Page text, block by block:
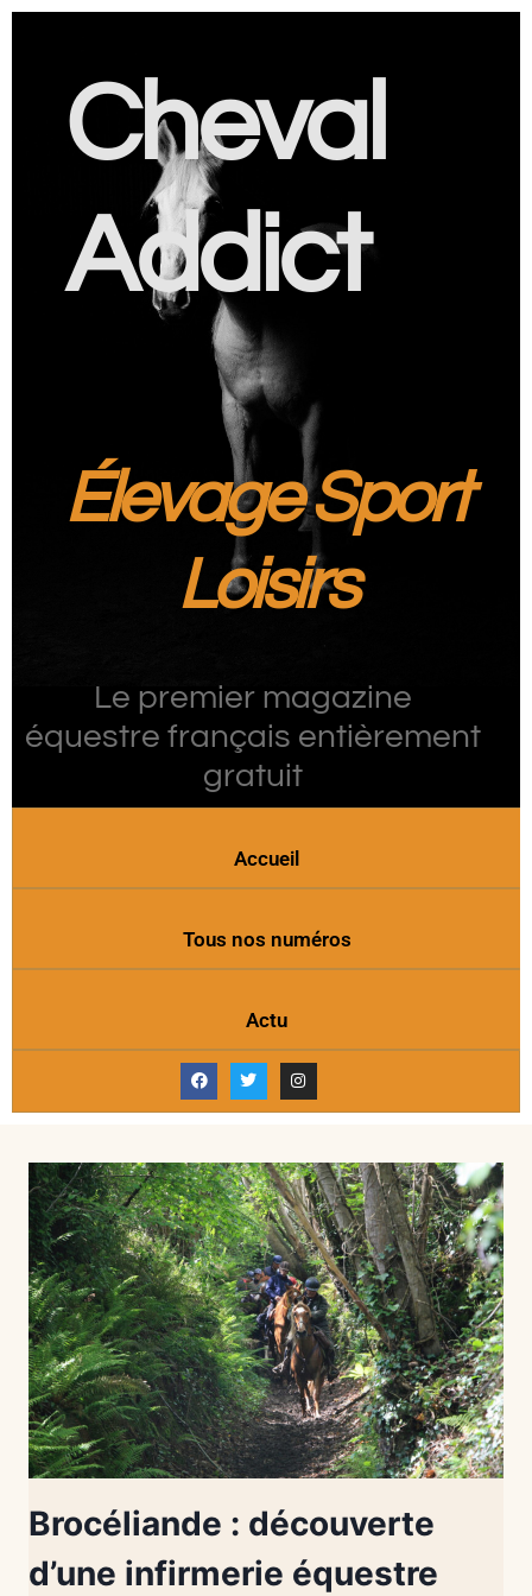
Cheval
Addict
Élevage Sport
Loisirs
Le premier magazine
équestre français entièrement
gratuit
Accueil
Tous nos numéros
Actu
Brocéliande : découverte
d’une infirmerie équestre